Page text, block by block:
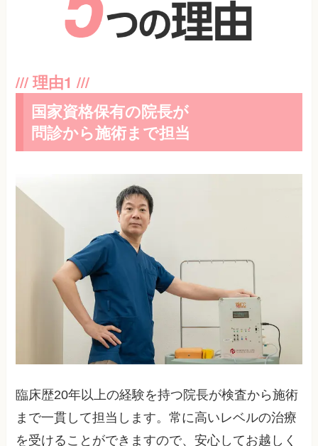
国家資格保有の院長が
問診から施術まで担当
臨床歴20年以上の経験を持つ院長が検査から施術
まで一貫して担当します。常に高いレベルの治療
を受けることができますので、安心してお越しく